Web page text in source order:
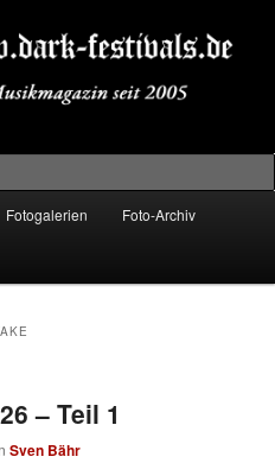
Fotogalerien Foto-Archiv
– Teil 1
Sven Bähr